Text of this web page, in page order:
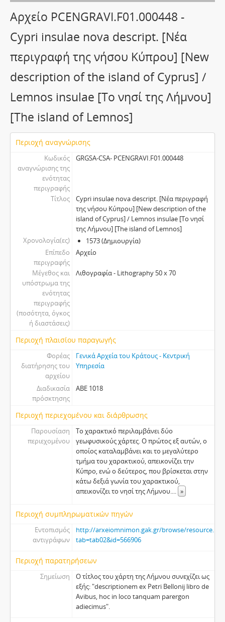
Αρχείο PCENGRAVI.F01.000448 -
Cypri insulae nova descript. [Νέα
περιγραφή της νήσου Κύπρου] [New
description of the island of Cyprus] /
Lemnos insulae [Το νησί της Λήμνου]
[The island of Lemnos]
Περιοχή αναγνώρισης
Κωδικός
αναγνώρισης της
ενότητας
περιγραφής
GRGSA-CSA- PCENGRAVI.F01.000448
Τίτλος
Cypri insulae nova descript. [Νέα περιγραφή
της νήσου Κύπρου] [New description of the
island of Cyprus] / Lemnos insulae [Το νησί
της Λήμνου] [The island of Lemnos]
Χρονολογία(ες)
1573 (Δημιουργία)
Επίπεδο
περιγραφής
Αρχείο
Μέγεθος και
υπόστρωμα της
ενότητας
περιγραφής
(ποσότητα, όγκος
ή διαστάσεις)
Λιθογραφία - Lithography 50 x 70
Περιοχή πλαισίου παραγωγής
Φορέας
διατήρησης του
αρχείου
Γενικά Αρχεία του Κράτους - Κεντρική
Υπηρεσία
Διαδικασία
πρόσκτησης
ABE 1018
Περιοχή περιεχομένου και διάρθρωσης
Παρουσίαση
περιεχομένου
Το χαρακτικό περιλαμβάνει δύο
γεωφυσικούς χάρτες. Ο πρώτος εξ αυτών, ο
οποίος καταλαμβάνει και το μεγαλύτερο
τμήμα του χαρακτικού, απεικονίζει την
Κύπρο, ενώ ο δεύτερος, που βρίσκεται στην
κάτω δεξιά γωνία του χαρακτικού,
απεικονίζει το νησί της Λήμνου.... »
Περιοχή συμπληρωματικών πηγών
Εντοπισμός
αντιγράφων
http://arxeiomnimon.gak.gr/browse/
tab=tab02&id=566906
Περιοχή παρατηρήσεων
Σημείωση
Ο τίτλος του χάρτη της Λήμνου συνεχίζει ως
εξής: "descriptionem ex Petri Bellonij libro de
Avibus, hoc in loco tanquam parergon
adiecimus".